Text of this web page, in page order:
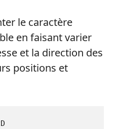
le caractère
en faisant varier
et la direction des
positions et